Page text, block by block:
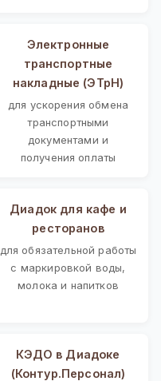
Электронные
транспортные
накладные (ЭТрН)
для ускорения обмена
транспортными
документами и
получения оплаты
Диадок для кафе и
ресторанов
для обязательной работы
с маркировкой воды,
молока и напитков
КЭДО в Диадоке
(Контур.Персонал)